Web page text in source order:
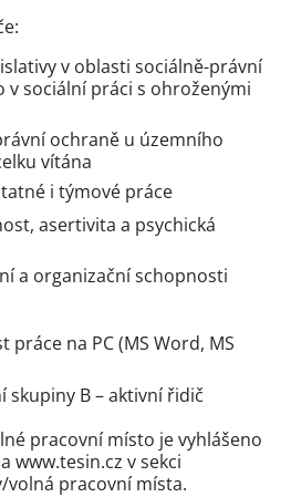
v oblasti sociálně-právní
v sociální práci s ohroženými
ochraně u územního
vítána
i týmové práce
asertivita a psychická
a organizační schopnosti
práce na PC (MS Word, MS
skupiny B – aktivní řidič
pracovní místo je vyhlášeno
www.tesin.cz v sekci
pracovní místa.